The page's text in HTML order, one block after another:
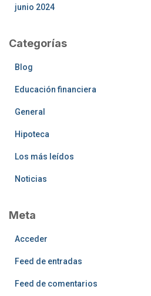
junio 2024
Categorías
Blog
Educación financiera
General
Hipoteca
Los más leídos
Noticias
Meta
Acceder
Feed de entradas
Feed de comentarios